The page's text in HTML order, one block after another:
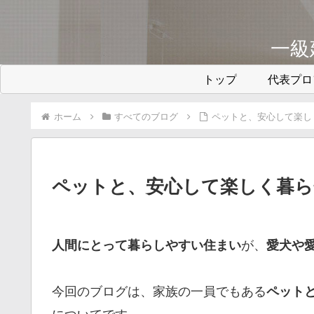
一
トップ 代表プ
ホーム すべてのブログ ペットと、安心して楽
ペットと、安心して楽しく暮
人間にとって暮らしやすい住まいが、 愛犬や
今回のブログは、家族の一員でもあるペット